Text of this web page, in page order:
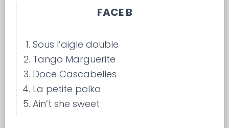
FACE B
Sous l’aigle double
Tango Marguerite
Doce Cascabelles
La petite polka
Ain’t she sweet